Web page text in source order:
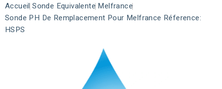
Accueil Sonde Equivalente Melfrance
Sonde PH De Remplacement Pour Melfrance Réference:
HSPS